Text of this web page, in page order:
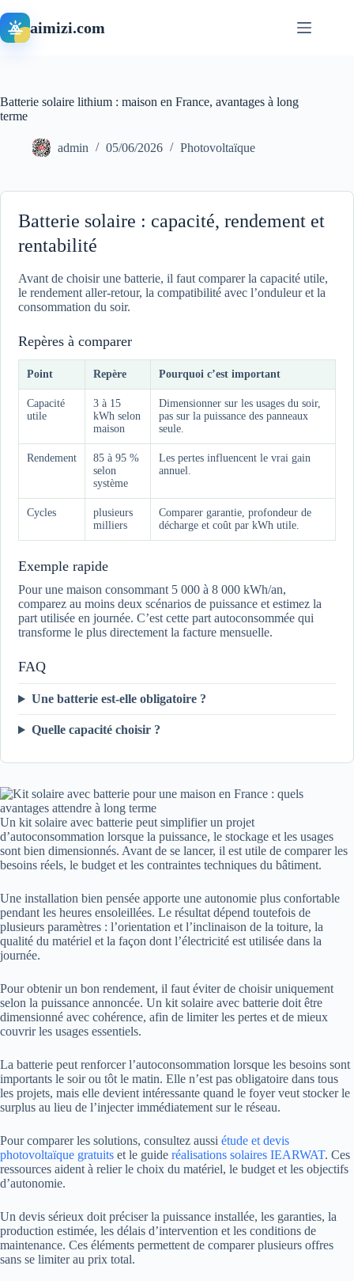
au
contenuaimizi.com
Batterie solaire lithium : maison en France, avantages à long
terme
admin 05/06/2026 Photovoltaïque
Batterie solaire : capacité, rendement et
rentabilité
Avant de choisir une batterie, il faut comparer la capacité utile,
le rendement aller-retour, la compatibilité avec l’onduleur et la
consommation du soir.
Repères à comparer
Point Repère Pourquoi c’est important
Capacité
utile
3 à 15
kWh selon
maison
Dimensionner sur les usages du soir,
pas sur la puissance des panneaux
seule.
Rendement
85 à 95 %
selon
système
Les pertes influencent le vrai gain
annuel.
Cycles
plusieurs
milliers
Comparer garantie, profondeur de
décharge et coût par kWh utile.
Exemple rapide
Pour une maison consommant 5 000 à 8 000 kWh/an,
comparez au moins deux scénarios de puissance et estimez la
part utilisée en journée. C’est cette part autoconsommée qui
transforme le plus directement la facture mensuelle.
FAQ
Une batterie est-elle obligatoire ?
Quelle capacité choisir ?
Un kit solaire avec batterie peut simplifier un projet
d’autoconsommation lorsque la puissance, le stockage et les usages
sont bien dimensionnés. Avant de se lancer, il est utile de comparer les
besoins réels, le budget et les contraintes techniques du bâtiment.
Une installation bien pensée apporte une autonomie plus confortable
pendant les heures ensoleillées. Le résultat dépend toutefois de
plusieurs paramètres : l’orientation et l’inclinaison de la toiture, la
qualité du matériel et la façon dont l’électricité est utilisée dans la
journée.
Pour obtenir un bon rendement, il faut éviter de choisir uniquement
selon la puissance annoncée. Un kit solaire avec batterie doit être
dimensionné avec cohérence, afin de limiter les pertes et de mieux
couvrir les usages essentiels.
La batterie peut renforcer l’autoconsommation lorsque les besoins sont
importants le soir ou tôt le matin. Elle n’est pas obligatoire dans tous
les projets, mais elle devient intéressante quand le foyer veut stocker le
surplus au lieu de l’injecter immédiatement sur le réseau.
Pour comparer les solutions, consultez aussi étude et devis
photovoltaïque gratuits et le guide réalisations solaires IEARWAT. Ces
ressources aident à relier le choix du matériel, le budget et les objectifs
d’autonomie.
Un devis sérieux doit préciser la puissance installée, les garanties, la
production estimée, les délais d’intervention et les conditions de
maintenance. Ces éléments permettent de comparer plusieurs offres
sans se limiter au prix total.